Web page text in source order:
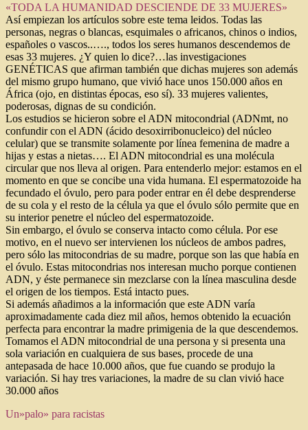
«TODA LA HUMANIDAD DESCIENDE DE 33 MUJERES»
Así empiezan los artículos sobre este tema leidos. Todas las
personas, negras o blancas, esquimales o africanos, chinos o indios,
españoles o vascos..…., todos los seres humanos descendemos de
esas 33 mujeres. ¿Y quien lo dice?…las investigaciones
GENÉTICAS que afirman también que dichas mujeres son además
del mismo grupo humano, que vivió hace unos 150.000 años en
África (ojo, en distintas épocas, eso sí). 33 mujeres valientes,
poderosas, dignas de su condición.
Los estudios se hicieron sobre el ADN mitocondrial (ADNmt, no
confundir con el ADN (ácido desoxirribonucleico) del núcleo
celular) que se transmite solamente por línea femenina de madre a
hijas y estas a nietas…. El ADN mitocondrial es una molécula
circular que nos lleva al origen. Para entenderlo mejor: estamos en el
momento en que se concibe una vida humana. El espermatozoide ha
fecundado el óvulo, pero para poder entrar en él debe desprenderse
de su cola y el resto de la célula ya que el óvulo sólo permite que en
su interior penetre el núcleo del espermatozoide.
Sin embargo, el óvulo se conserva intacto como célula. Por ese
motivo, en el nuevo ser intervienen los núcleos de ambos padres,
pero sólo las mitocondrias de su madre, porque son las que había en
el óvulo. Estas mitocondrias nos interesan mucho porque contienen
ADN, y éste permanece sin mezclarse con la línea masculina desde
el origen de los tiempos. Está intacto pues.
Si además añadimos a la información que este ADN varía
aproximadamente cada diez mil años, hemos obtenido la ecuación
perfecta para encontrar la madre primigenia de la que descendemos.
Tomamos el ADN mitocondrial de una persona y si presenta una
sola variación en cualquiera de sus bases, procede de una
antepasada de hace 10.000 años, que fue cuando se produjo la
variación. Si hay tres variaciones, la madre de su clan vivió hace
30.000 años
Un»palo» para racistas